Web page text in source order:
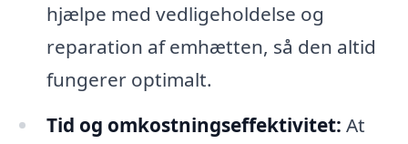
hjælpe med vedligeholdelse og
reparation af emhætten, så den altid
fungerer optimalt.
Tid og omkostningseffektivitet: At